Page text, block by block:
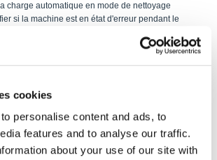
cookies
personalise content and ads, to
features and to analyse our traffic.
about your use of our site with
charge automatique en mode de nettoyage
si la machine est en état d'erreur pendant le
Cet article vous a-t-il été utile ?
OUI NON